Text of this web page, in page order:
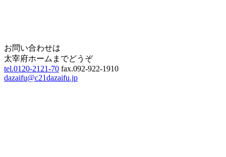
お問い合わせは
太宰府ホームまでどうぞ
tel.0120-2121-70 fax.092-922-1910
dazaifu@c21dazaifu.jp